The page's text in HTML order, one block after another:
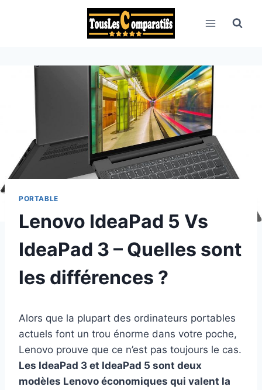
PORTABLE
Lenovo IdeaPad 5 Vs
IdeaPad 3 – Quelles sont
les différences ?
Alors que la plupart des ordinateurs portables
actuels font un trou énorme dans votre poche,
Lenovo prouve que ce n’est pas toujours le cas.
Les IdeaPad 3 et IdeaPad 5 sont deux
modèles Lenovo économiques qui valent la